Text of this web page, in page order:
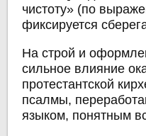
чистоту» (по
фиксируется
На строй и
сильное влияние
протестантской
псалмы,
языком, понятным